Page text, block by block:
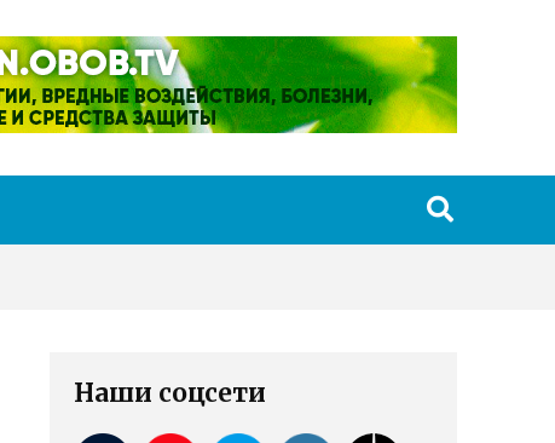
Наши соцсети